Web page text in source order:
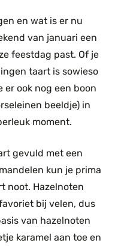
en wat is er nu
van januari een
feestdag past. Of je
taart is sowieso
er ook nog een boon
beeldje) in
moment.
gevuld met een
kun je prima
noot. Hazelnoten
bij velen, dus
van hazelnoten
karamel aan toe en